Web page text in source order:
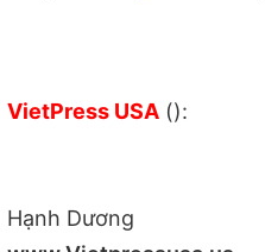
VietPress USA ():
Hạnh Dương